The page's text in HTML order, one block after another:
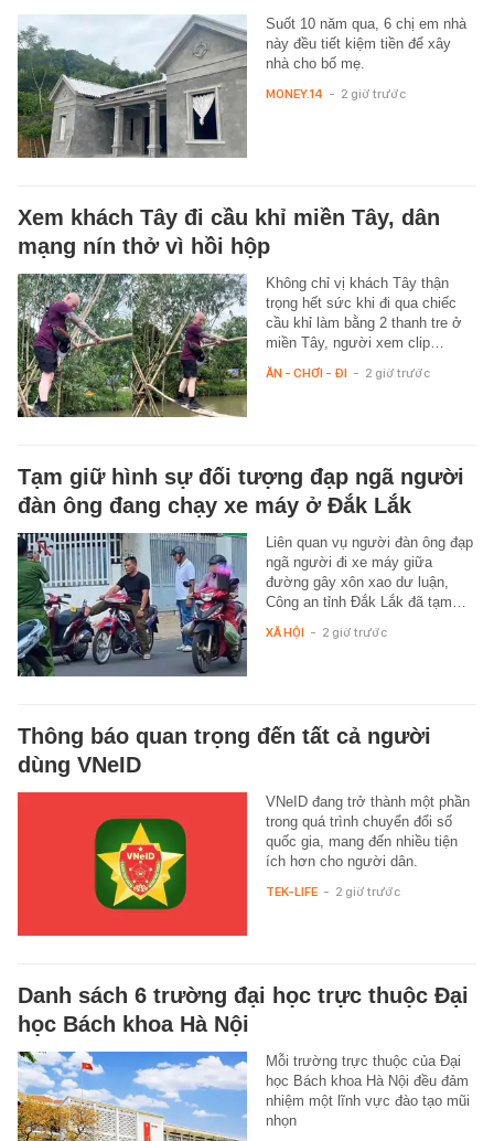
Suốt 10 năm qua, 6 chị em nhà
này đều tiết kiệm tiền để xây
nhà cho bố mẹ.
MONEY.14 - 2 giờ trước
Xem khách Tây đi cầu khỉ miền Tây, dân
mạng nín thở vì hồi hộp
Không chỉ vị khách Tây thận
trọng hết sức khi đi qua chiếc
cầu khỉ làm bằng 2 thanh tre ở
miền Tây, người xem clip…
ĂN - CHƠI - ĐI - 2 giờ trước
Tạm giữ hình sự đối tượng đạp ngã người
đàn ông đang chạy xe máy ở Đắk Lắk
Liên quan vụ người đàn ông đạp
ngã người đi xe máy giữa
đường gây xôn xao dư luận,
Công an tỉnh Đắk Lắk đã tạm…
XÃ HỘI - 2 giờ trước
Thông báo quan trọng đến tất cả người
dùng VNeID
VNeID đang trở thành một phần
trong quá trình chuyển đổi số
quốc gia, mang đến nhiều tiện
ích hơn cho người dân.
TEK-LIFE - 2 giờ trước
Danh sách 6 trường đại học trực thuộc Đại
học Bách khoa Hà Nội
Mỗi trường trực thuộc của Đại
học Bách khoa Hà Nội đều đảm
nhiệm một lĩnh vực đào tạo mũi
nhọn